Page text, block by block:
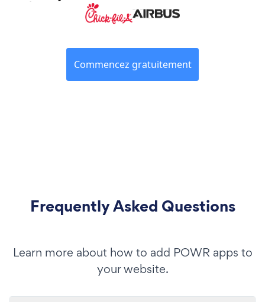
Commencez gratuitement
Frequently Asked Questions
Learn more about how to add POWR apps to
your website.